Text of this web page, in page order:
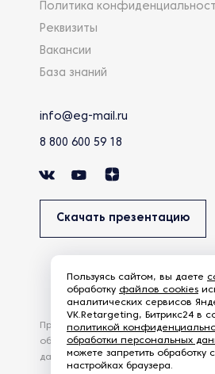
Политика
Реквизиты
Вакансии
База знаний
info@eg-mail.ru
8 800 600 59 18
Скачать презентацию
Продолжая использовать наш
обработку файлов Cookies и
данных, в соответствии с
Пользуясь сайтом, вы даете
обработку файлов cookies
аналитических сервисов
VK.Retargeting, Битрикс24 в
политикой
обработки персональных
можете запретить обработку
настройках браузера.